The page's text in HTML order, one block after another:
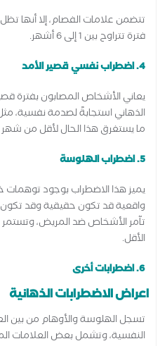
تتضمن علامات الفصام، إلا أنها
فترة تتراوح بين 1 إلى 6 أشهر.
4. اضطراب نفسي قصير الأمد
يعاني الأشخاص المصابون بفترة
الذهاني استجابةً لصدمة نفسية،
ما يستغرق هذا الحال لأقل من
5. اضطراب الهلوسة
يميز هذا الاضطراب بوجود
واقعية قد تكون حقيقية وقد تكون
تآمر الأشخاص ضد المريض،
الأقل.
6. اضطرابات أخرى
اعراض الاضطرابات الذهانية
تسجل الهلوسة والأوهام من بين
النفسية، وتشمل بعض العلامات